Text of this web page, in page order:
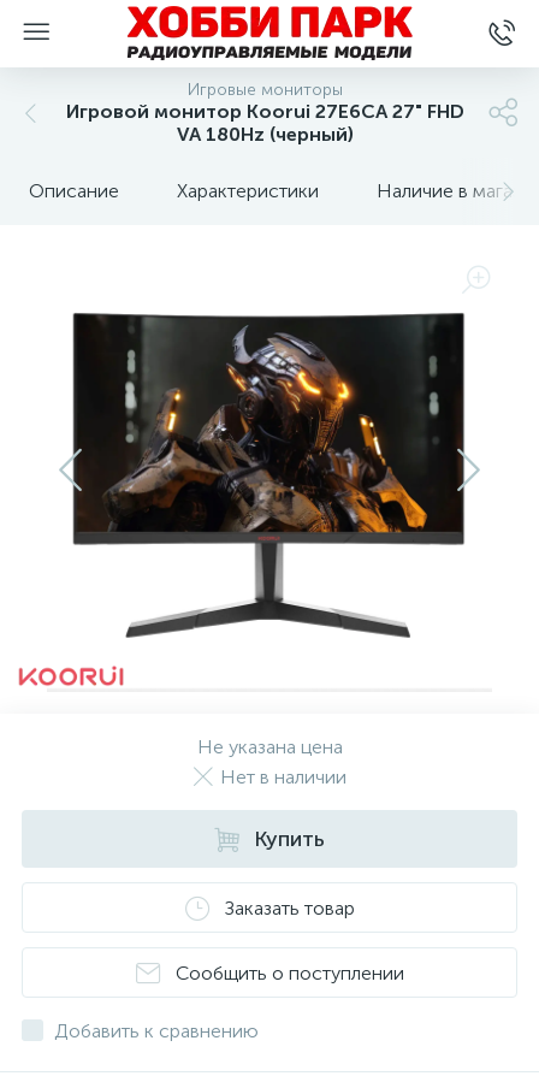
Игровые мониторы
Игровой монитор Koorui 27E6CA 27" FHD
VA 180Hz (черный)
Описание Характеристики Наличие в
Не указана цена
Нет в наличии
Купить
Заказать товар
Сообщить о поступлении
Добавить к сравнению